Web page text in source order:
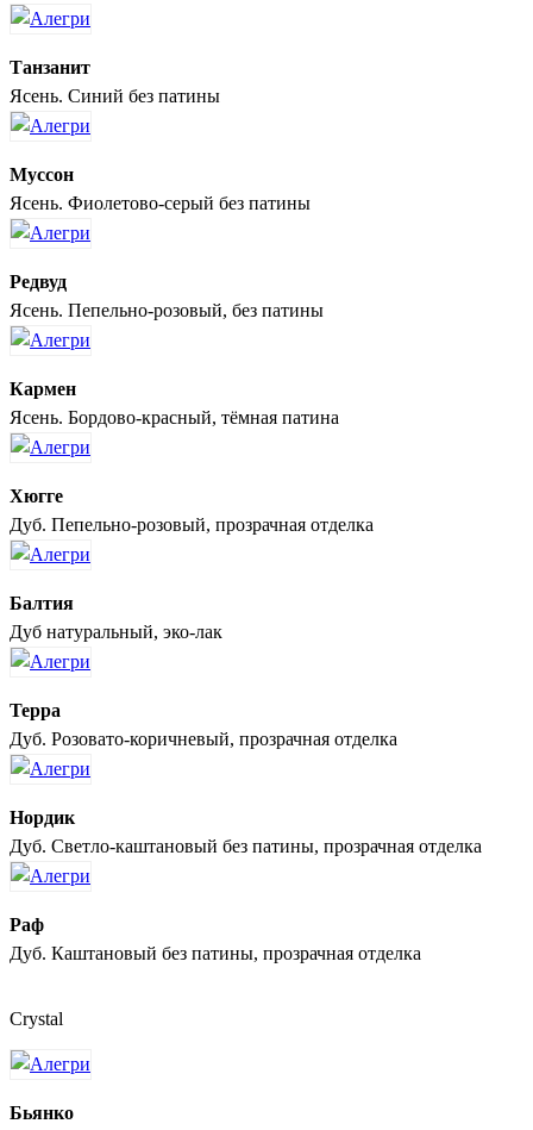
Танзанит
Ясень. Синий без патины
Муссон
Ясень. Фиолетово-серый без патины
Редвуд
Ясень. Пепельно-розовый, без патины
Кармен
Ясень. Бордово-красный, тёмная патина
Хюгге
Дуб. Пепельно-розовый, прозрачная отделка
Балтия
Дуб натуральный, эко-лак
Терра
Дуб. Розовато-коричневый, прозрачная отделка
Нордик
Дуб. Светло-каштановый без патины, прозрачная отделка
Раф
Дуб. Каштановый без патины, прозрачная отделка
Crystal
Бьянко